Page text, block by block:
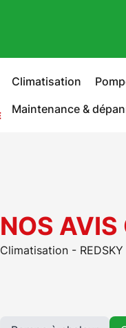
Climatisation
Maintenance &
Climatisation -
NOS AVIS